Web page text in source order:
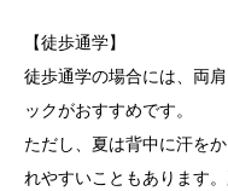
【徒歩通学】
徒歩通学の場合には、両
ックがおすすめです。
ただし、夏は背中に汗を
れやすいこともあります